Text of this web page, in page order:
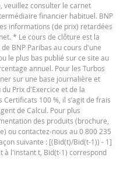
- -
- -
juridique ou fiscal, comptable
obligation de fiduciaire à votre
relation avec des transactions
transactions connexes. Vous
veuillez consulter le carnet
financier habituel. BNP
informations (de prix) retardées
* Le cours de clôture est la
BNP Paribas au cours d'une
le plus bas publié sur ce site au
annuel. Pour les Turbos
sur une base journalière et
Prix d'Exercice et de la
100 %, il s’agit de frais
de Calcul. Pour plus
des produits (brochure,
ou contactez-nous au 0 800 235
suivante : [(Bid(t)/Bid(t-1)) - 1]
à l'instant t, Bid(t-1) correspond